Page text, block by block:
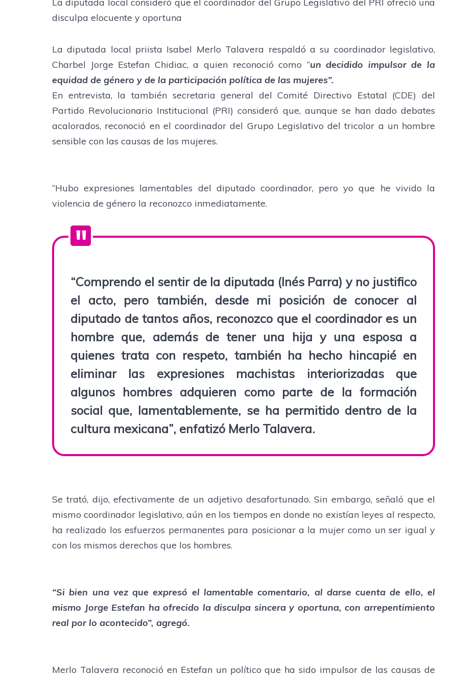
disculpa elocuente y oportuna
La diputada local priista Isabel Merlo Talavera respaldó a su coordinador legislativo,
Charbel Jorge Estefan Chidiac, a quien reconoció como “un decidido impulsor de la
equidad de género y de la participación política de las mujeres”.
En entrevista, la también secretaria general del Comité Directivo Estatal (CDE) del
Partido Revolucionario Institucional (PRI) consideró que, aunque se han dado debates
acalorados, reconoció en el coordinador del Grupo Legislativo del tricolor a un hombre
sensible con las causas de las mujeres.
“Hubo expresiones lamentables del diputado coordinador, pero yo que he vivido la
violencia de género la reconozco inmediatamente.
“Comprendo el sentir de la diputada (Inés Parra) y no justifico
el acto, pero también, desde mi posición de conocer al
diputado de tantos años, reconozco que el coordinador es un
hombre que, además de tener una hija y una esposa a
quienes trata con respeto, también ha hecho hincapié en
eliminar las expresiones machistas interiorizadas que
algunos hombres adquieren como parte de la formación
social que, lamentablemente, se ha permitido dentro de la
cultura mexicana”, enfatizó Merlo Talavera.
Se trató, dijo, efectivamente de un adjetivo desafortunado. Sin embargo, señaló que el
mismo coordinador legislativo, aún en los tiempos en donde no existían leyes al respecto,
ha realizado los esfuerzos permanentes para posicionar a la mujer como un ser igual y
con los mismos derechos que los hombres.
“Si bien una vez que expresó el lamentable comentario, al darse cuenta de ello, el
mismo Jorge Estefan ha ofrecido la disculpa sincera y oportuna, con arrepentimiento
real por lo acontecido”, agregó.
Merlo Talavera reconoció en Estefan un político que ha sido impulsor de las causas de